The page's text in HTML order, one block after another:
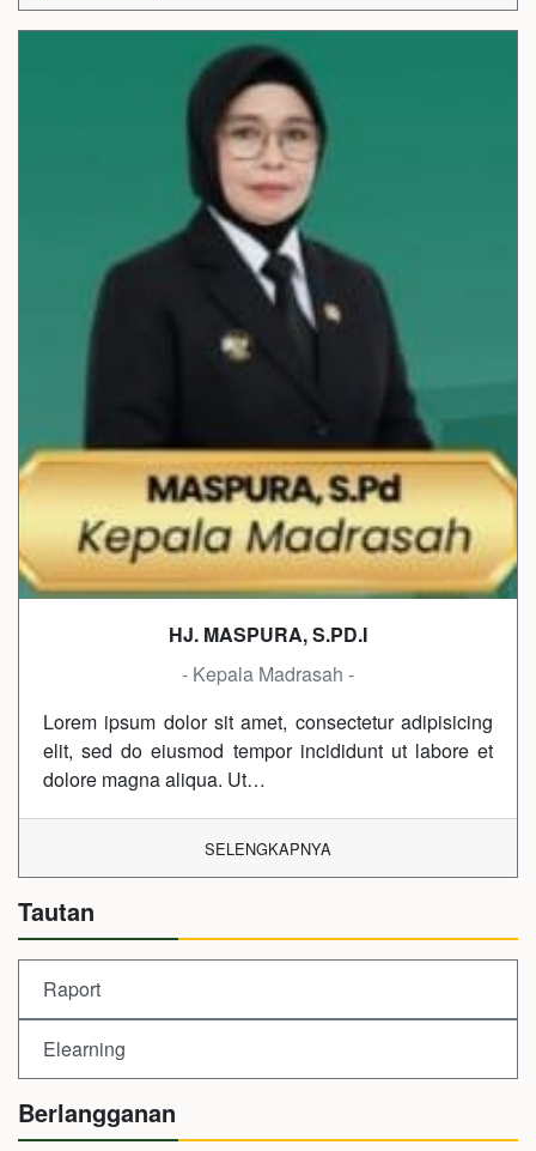
HJ. MASPURA, S.PD.I
- Kepala Madrasah -
Lorem ipsum dolor sit amet, consectetur adipisicing
elit, sed do eiusmod tempor incididunt ut labore et
dolore magna aliqua. Ut…
SELENGKAPNYA
Tautan
Raport
Elearning
Berlangganan